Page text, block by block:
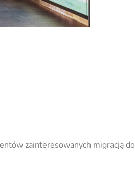
zainteresowanych migracją do